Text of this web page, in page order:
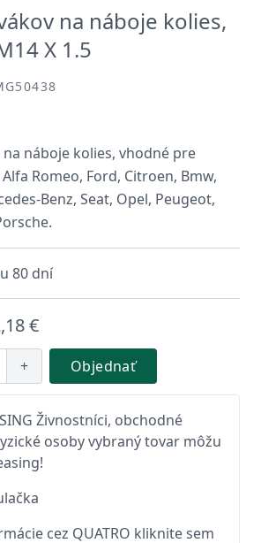
na náboje kolies,
X 1.5
náboje kolies, vhodné pre
Romeo, Ford, Citroen, Bmw,
Benz, Seat, Opel, Peugeot,
80 dní
€
+ Objednať
Živnostníci, obchodné
osoby vybraný tovar môžu
cez QUATRO kliknite sem